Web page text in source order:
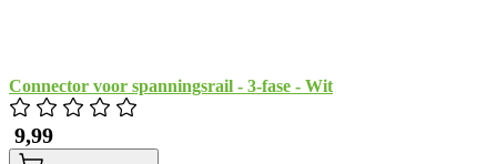
Connector voor spanningsrail - 3-fase - Wit
​ 9,99